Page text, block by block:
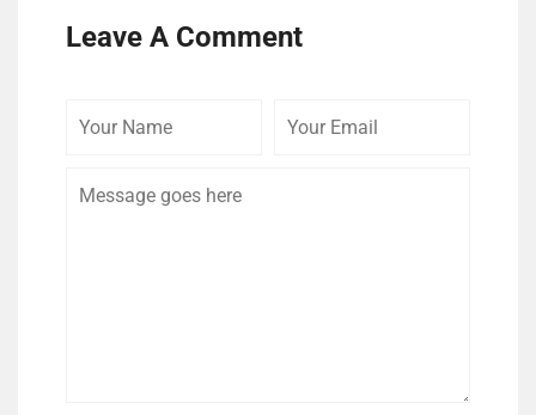
Leave A Comment